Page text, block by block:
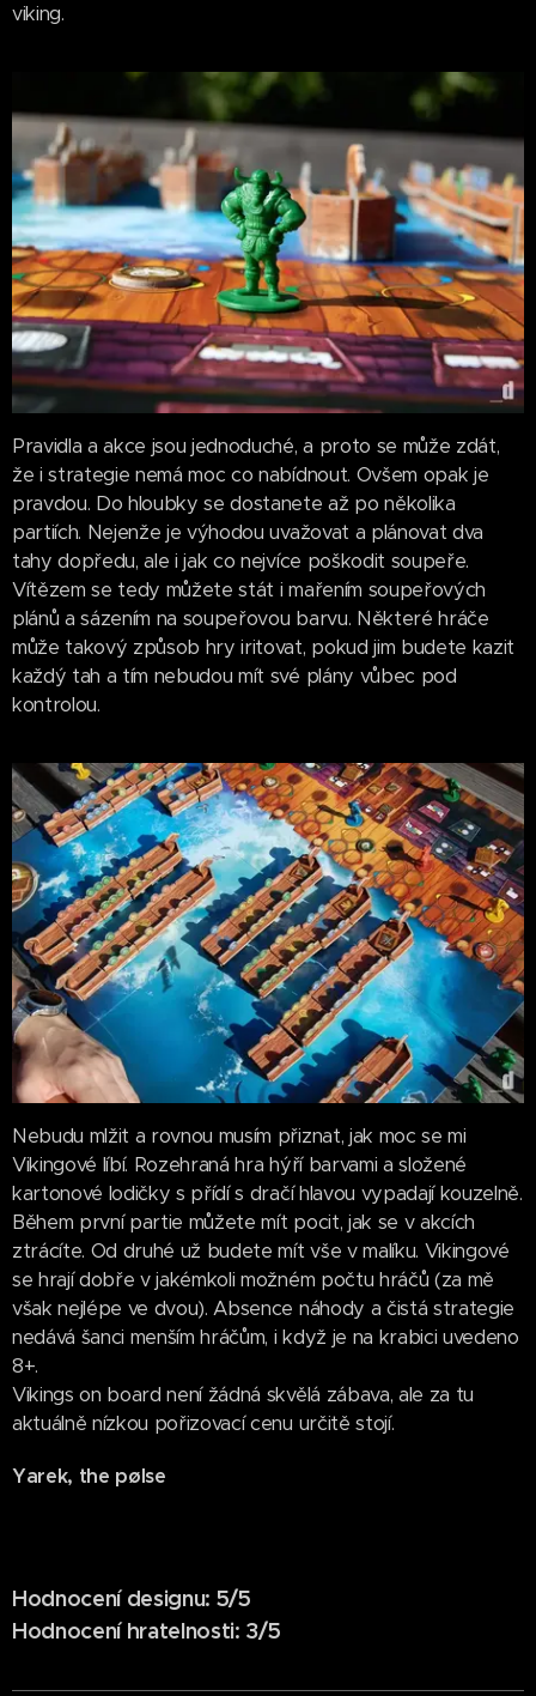
viking.
Pravidla a akce jsou jednoduché, a proto se může zdát,
že i strategie nemá moc co nabídnout. Ovšem opak je
pravdou. Do hloubky se dostanete až po několika
partiích. Nejenže je výhodou uvažovat a plánovat dva
tahy dopředu, ale i jak co nejvíce poškodit soupeře.
Vítězem se tedy můžete stát i mařením soupeřových
plánů a sázením na soupeřovou barvu. Některé hráče
může takový způsob hry iritovat, pokud jim budete kazit
každý tah a tím nebudou mít své plány vůbec pod
kontrolou.
Nebudu mlžit a rovnou musím přiznat, jak moc se mi
Vikingové líbí. Rozehraná hra hýří barvami a složené
kartonové lodičky s přídí s dračí hlavou vypadají kouzelně.
Během první partie můžete mít pocit, jak se v akcích
ztrácíte. Od druhé už budete mít vše v malíku. Vikingové
se hrají dobře v jakémkoli možném počtu hráčů (za mě
však nejlépe ve dvou). Absence náhody a čistá strategie
nedává šanci menším hráčům, i když je na krabici uvedeno
8+.
Vikings on board není žádná skvělá zábava, ale za tu
aktuálně nízkou pořizovací cenu určitě stojí.
Yarek, the pølse
Hodnocení designu: 5/5
Hodnocení hratelnosti: 3/5